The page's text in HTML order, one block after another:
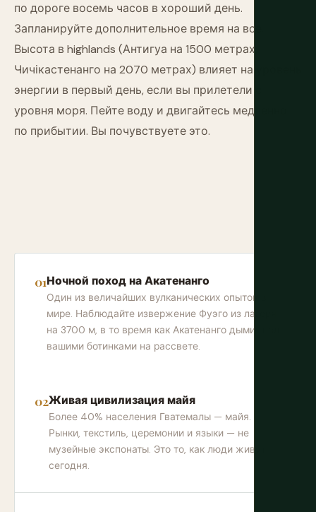
по дороге восемь часов в хороший день.
Запланируйте дополнительное время на все.
Высота в highlands (Антигуа на 1500 метрах,
Чичікастенанго на 2070 метрах) влияет на уровень
энергии в первый день, если вы прилетели с
уровня моря. Пейте воду и двигайтесь медленно
по прибытии. Вы почувствуете это.
Ночной поход на Акатенанго
Один из величайших вулканических опытов в
мире. Наблюдайте извержение Фуэго из лагеря
на 3700 м, в то время как Акатенанго дымит под
вашими ботинками на рассвете.
Живая цивилизация майя
Более 40% населения Гватемалы — майя.
Рынки, текстиль, церемонии и языки — не
музейные экспонаты. Это то, как люди живут
сегодня.